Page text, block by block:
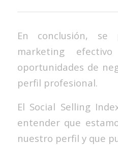
En conclusión, se
marketing
oportunidades de
perfil profesional.
El Social Selling
entender que
nuestro perfil y que